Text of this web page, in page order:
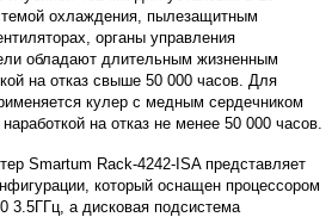
охлаждения, пылезащитным
органы управления
обладают длительным жизненным
на отказ свыше 50 000 часов. Для
кулер с медным сердечником
на отказ не менее 50 000 часов.
Smartum Rack-4242-ISA представляет
который оснащен процессором
3.5ГГц, а дисковая подсистема